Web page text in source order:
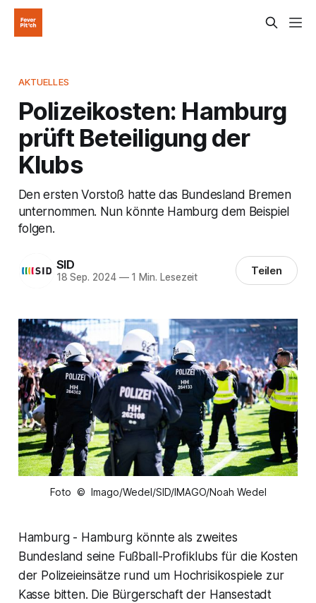
AKTUELLES
Polizeikosten: Hamburg
prüft Beteiligung der
Klubs
Den ersten Vorstoß hatte das Bundesland Bremen
unternommen. Nun könnte Hamburg dem Beispiel
folgen.
SID
18 Sep. 2024 —1 Min. Lesezeit Teilen
Foto © Imago/Wedel/SID/IMAGO/Noah Wedel
Hamburg - Hamburg könnte als zweites
Bundesland seine Fußball-Profiklubs für die Kosten
der Polizeieinsätze rund um Hochrisikospiele zur
Kasse bitten. Die Bürgerschaft der Hansestadt